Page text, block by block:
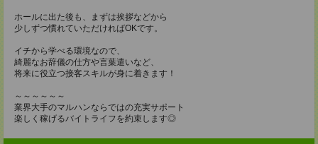
ホールに出た後も、まずは挨拶などから
少しずつ慣れていただければOKです。
イチから学べる環境なので、
綺麗なお辞儀の仕方や言葉遣いなど、
将来に役立つ接客スキルが身に着きます！
～～～～～～
業界大手のマルハンならではの充実サポート
楽しく稼げるバイトライフを約束します◎